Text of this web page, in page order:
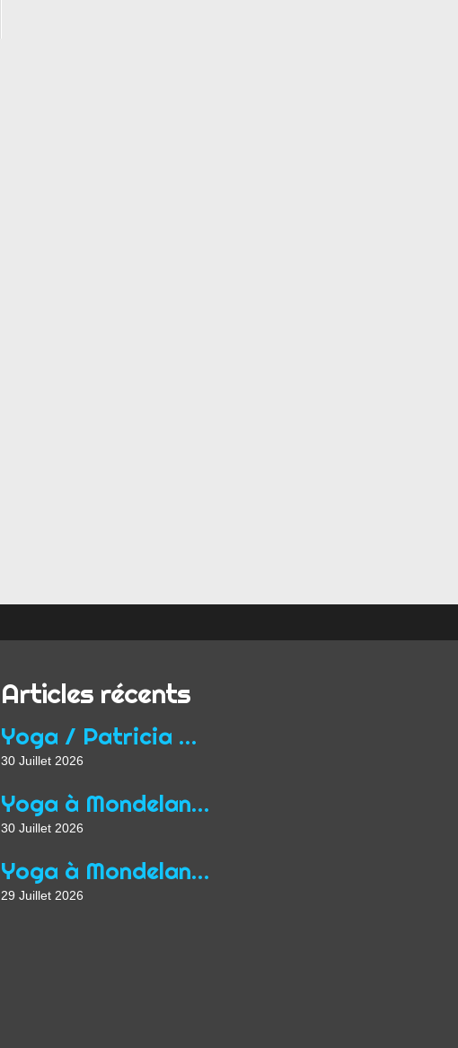
Articles récents
Yoga / Patricia Wirth / Mon parcours de professeur...
30 Juillet 2026
Yoga à Mondelange depuis 2013
30 Juillet 2026
Yoga à Mondelange Saison 2026/2027
29 Juillet 2026